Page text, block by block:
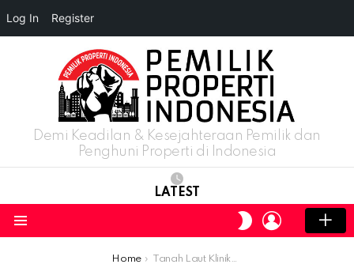
Demi Keadilan & Kesejahteraan Pemilik dan
Penghuni Properti di Indonesia
LATEST
SWITCH
SKIN
LOGIN
Home Tanah Laut Klinik Jual Obat Cytotec Aborsi 085180634797 Apotik Penjual Obat Penggugur Kandungan Tanah Laut
Log In Register